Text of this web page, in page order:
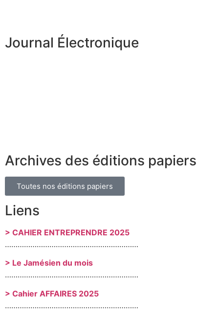
Journal Électronique
Archives des éditions papiers
Toutes nos éditions papiers
Liens
> CAHIER ENTREPRENDRE 2025
………………………………………………………
> Le Jamésien du mois
………………………………………………………
> Cahier AFFAIRES 2025
………………………………………………………